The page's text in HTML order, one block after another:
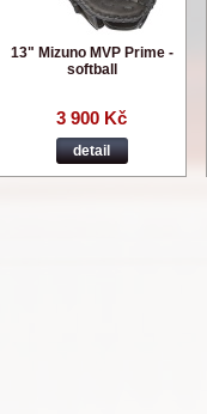
13" Mizuno MVP Prime -
softball
3 900 Kč
detail